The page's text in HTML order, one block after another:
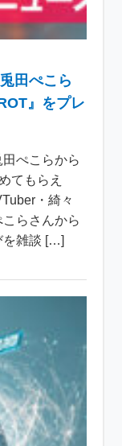
田ぺこら
』をプレ
ぺこらから
てもらえ
・綺々
らさんから
を雑談 […]